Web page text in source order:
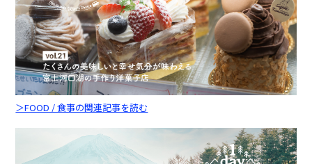
＞FOOD / 食事の関連記事を読む